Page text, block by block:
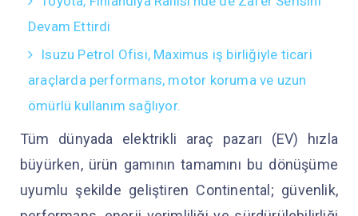
Devam Ettirdi
Isuzu Petrol Ofisi, Maximus iş birliğiyle ticari
araçlarda performans, motor koruma ve uzun
ömürlü kullanım sağlıyor.
Tüm dünyada elektrikli araç pazarı (EV) hızla
büyürken, ürün gamının tamamını bu dönüşüme
uyumlu şekilde geliştiren Continental; güvenlik,